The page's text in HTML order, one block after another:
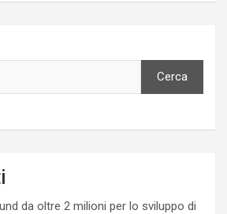
Cerca
da oltre 2 milioni per lo sviluppo di